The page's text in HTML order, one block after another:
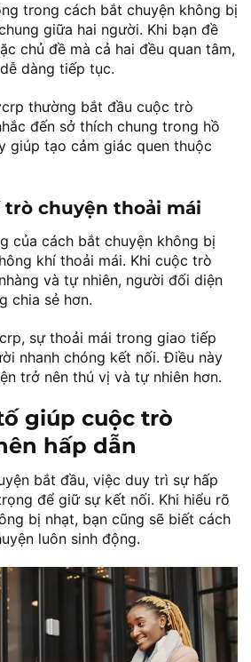
trong cách bắt chuyện không bị
giữa hai người. Khi bạn đề
chủ đề mà cả hai đều quan tâm,
dàng tiếp tục.
thường bắt đầu cuộc trò
đến sở thích chung trong hồ
giúp tạo cảm giác quen thuộc
trò chuyện thoải mái
của cách bắt chuyện không bị
khí thoải mái. Khi cuộc trò
và tự nhiên, người đối diện
chia sẻ hơn.
sự thoải mái trong giao tiếp
nhanh chóng kết nối. Điều này
trở nên thú vị và tự nhiên hơn.
giúp cuộc trò
hấp dẫn
bắt đầu, việc duy trì sự hấp
để giữ sự kết nối. Khi hiểu rõ
bị nhạt, bạn cũng sẽ biết cách
luôn sinh động.